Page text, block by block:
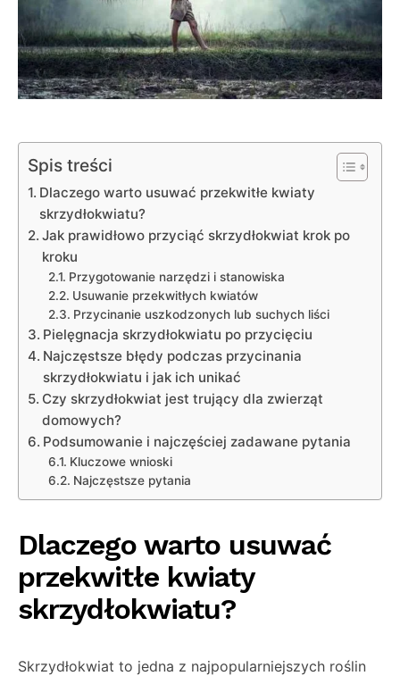
Spis treści
Dlaczego warto usuwać przekwitłe kwiaty
skrzydłokwiatu?
Jak prawidłowo przyciąć skrzydłokwiat krok po
kroku
Przygotowanie narzędzi i stanowiska
Usuwanie przekwitłych kwiatów
Przycinanie uszkodzonych lub suchych liści
Pielęgnacja skrzydłokwiatu po przycięciu
Najczęstsze błędy podczas przycinania
skrzydłokwiatu i jak ich unikać
Czy skrzydłokwiat jest trujący dla zwierząt
domowych?
Podsumowanie i najczęściej zadawane pytania
Kluczowe wnioski
Najczęstsze pytania
Dlaczego warto usuwać
przekwitłe kwiaty
skrzydłokwiatu?
Skrzydłokwiat to jedna z najpopularniejszych roślin